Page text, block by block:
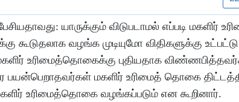
யாருக்கும் விடுபடாமல் எப்படி மகளிர்
கூடுதலாக வழங்க முடியுமோ விதிகளுக்கு
உரிமைத்தொகைக்கு புதியதாக
பயன்பெறாதவர்கள் மகளிர் உரிமைத் தொகை
உரிமைத்தொகை வழங்கப்படும் என கூறினார்.